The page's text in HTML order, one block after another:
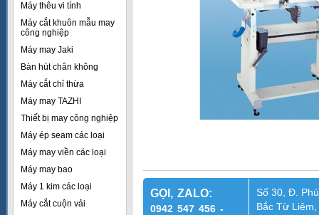
Máy thêu vi tính
Máy cắt khuôn mẫu may
công nghiệp
Máy may Jaki
Bàn hút chân không
Máy cắt chỉ thừa
Máy may TAZHI
Thiết bị may công nghiệp
Máy ép seam các loại
Máy may viền các loại
Máy may bao
Máy 1 kim các loại
Máy cắt cuộn vải
GỌI, ZALO:
0942 547 456 -
Số 30, Đ.
Bắc Từ